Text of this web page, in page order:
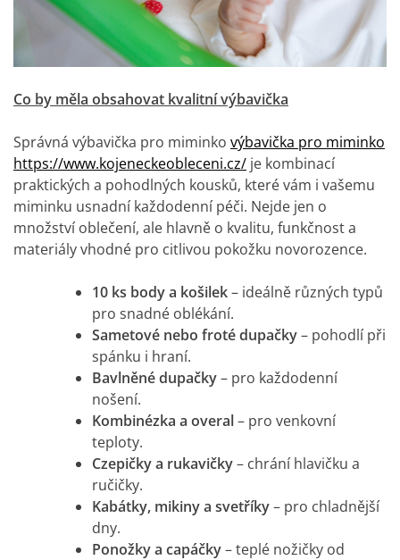
Co by měla obsahovat kvalitní výbavička
Správná výbavička pro miminko výbavička pro miminko
https://www.kojeneckeobleceni.cz/ je kombinací
praktických a pohodlných kousků, které vám i vašemu
miminku usnadní každodenní péči. Nejde jen o
množství oblečení, ale hlavně o kvalitu, funkčnost a
materiály vhodné pro citlivou pokožku novorozence.
10 ks body a košilek– ideálně různých typů
pro snadné oblékání.
Sametové nebo froté dupačky– pohodlí při
spánku i hraní.
Bavlněné dupačky– pro každodenní
nošení.
Kombinézka a overal– pro venkovní
teploty.
Czepičky a rukavičky– chrání hlavičku a
ručičky.
Kabátky, mikiny a svetříky– pro chladnější
dny.
Ponožky a capáčky– teplé nožičky od